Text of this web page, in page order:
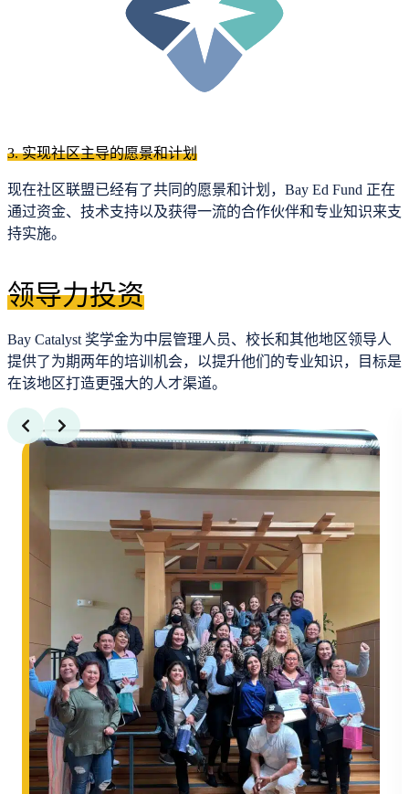
3. 实现社区主导的愿景和计划
现在社区联盟已经有了共同的愿景和计划，Bay Ed Fund 正在
通过资金、技术支持以及获得一流的合作伙伴和专业知识来支
持实施。
领导力投资
Bay Catalyst 奖学金为中层管理人员、校长和其他地区领导人
提供了为期两年的培训机会，以提升他们的专业知识，目标是
在该地区打造更强大的人才渠道。